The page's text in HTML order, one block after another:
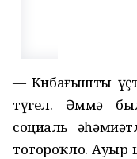
— Көнбағышты
түгел. Әммә
социаль
тотороҡло. Ауыр